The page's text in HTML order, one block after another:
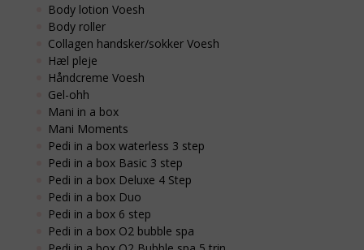
Body lotion Voesh
Body roller
Collagen handsker/sokker Voesh
Hæl pleje
Håndcreme Voesh
Gel-ohh
Mani in a box
Mani Moments
Pedi in a box waterless 3 step
Pedi in a box Basic 3 step
Pedi in a box Deluxe 4 Step
Pedi in a box Duo
Pedi in a box 6 step
Pedi in a box O2 bubble spa